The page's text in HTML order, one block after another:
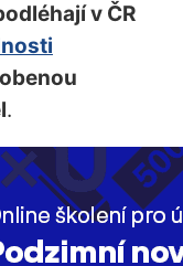
v ČR
.